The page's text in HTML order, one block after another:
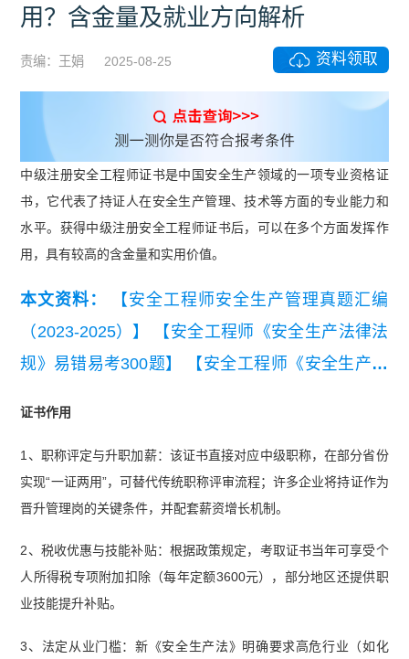
用？含金量及就业方向解析
责编：王娟 2025-08-25 资料领取
中级注册安全工程师证书是中国安全生产领域的一项专业资格证
书，它代表了持证人在安全生产管理、技术等方面的专业能力和
水平。获得中级注册安全工程师证书后，可以在多个方面发挥作
用，具有较高的含金量和实用价值。
本文资料：
【安全工程师安全生产管理真题汇编
（2023-2025）】
【安全工程师《安全生产法律法
规》易错易考300题】
【安全工程师《安全生产管
版）】 【2025 年中级注册安全工程师《安全生产
管理》真题及答案解析】
证书作用
1、职称评定与升职加薪：该证书直接对应中级职称，在部分省份
实现“一证两用”，可替代传统职称评审流程；许多企业将持证作为
晋升管理岗的关键条件，并配套薪资增长机制。
2、税收优惠与技能补贴：根据政策规定，考取证书当年可享受个
人所得税专项附加扣除（每年定额3600元），部分地区还提供职
业技能提升补贴。
3、法定从业门槛：新《安全生产法》明确要求高危行业（如化